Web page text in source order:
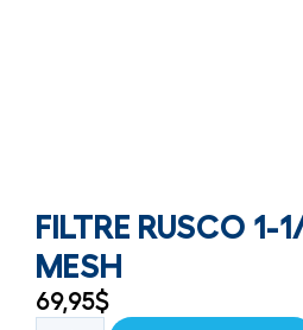
FILTRE RUSCO 1-
MESH
69,95$